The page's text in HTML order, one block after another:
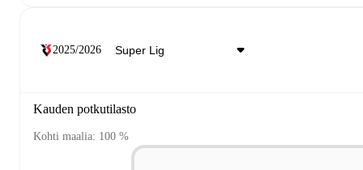
2025/2026
Kauden potkutilasto
Kohti maalia: 100 %